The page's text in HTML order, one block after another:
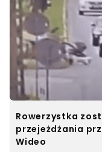
Rowerzystka
przejeżdżania
Wideo